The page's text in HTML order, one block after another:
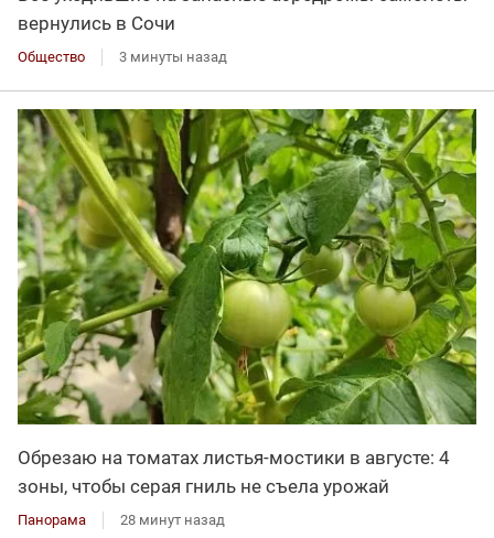
вернулись в Сочи
Общество 3 минуты назад
Обрезаю на томатах листья-мостики в августе: 4
зоны, чтобы серая гниль не съела урожай
Панорама 28 минут назад